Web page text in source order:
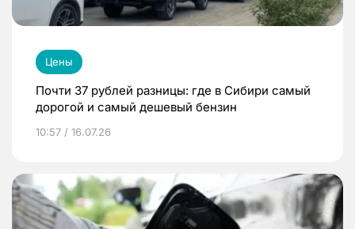
Цены
Почти 37 рублей разницы: где в Сибири самый
дорогой и самый дешевый бензин
10:57 / 16.07.26